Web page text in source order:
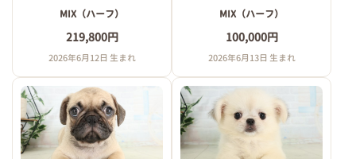
MIX（ハーフ）
219,800円
2026年6月12日 生まれ
MIX（ハーフ）
100,000円
2026年6月13日 生まれ